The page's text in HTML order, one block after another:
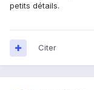
petits détails.
Citer